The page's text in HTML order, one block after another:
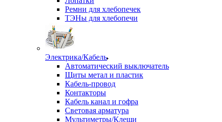
Ремни для хлебопечек
ТЭНы для хлебопечи
Электрика/Кабель
Автоматический выключатель
Щиты метал и пластик
Кабель-провод
Контакторы
Кабель канал и гофра
Световая арматура
Мультиметры/Клещи